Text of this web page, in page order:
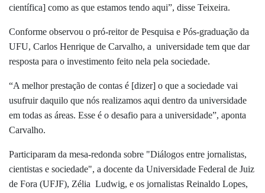
científica] como as que estamos tendo aqui”, disse Teixeira.
Conforme observou o pró-reitor de Pesquisa e Pós-graduação da
UFU, Carlos Henrique de Carvalho, a universidade tem que dar
resposta para o investimento feito nela pela sociedade.
“A melhor prestação de contas é [dizer] o que a sociedade vai
usufruir daquilo que nós realizamos aqui dentro da universidade
em todas as áreas. Esse é o desafio para a universidade”, aponta
Carvalho.
Participaram da mesa-redonda sobre "Diálogos entre jornalistas,
cientistas e sociedade", a docente da Universidade Federal de Juiz
de Fora (UFJF), Zélia Ludwig, e os jornalistas Reinaldo Lopes,